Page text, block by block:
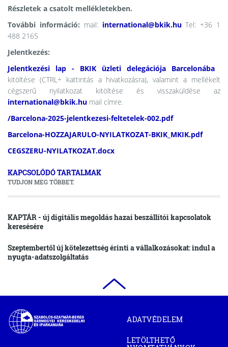
Részletek a csatolt mellékletekben.
További információ: mail: international@bkik.hu Tel: +36 1
488 2165
Jelentkezés:
Jelentkezési lap - BKIK üzleti delegációja Barcelonába ​
kitöltése (CTRL+ kattintás a hivatkozásra), valamint a mellékelt
cégszerű nyilatkozat kitöltése és visszaküldése az
international@bkik.hu mail címre.
/Barcelona-2025-jelentkezesi-feltetelek-002.pdf
Barcelona-HOZZAJARULO-NYILATKOZAT-BKIK_MKIK.pdf
CEGSZERU-NYILATKOZAT.docx
KAPCSOLÓDÓ TARTALMAK
TUDJON MEG TÖBBET.
KAPTÁR - új digitális megoldás hazai beszállítói kapcsolatok
keresésére
Szeptembertől új kötelezettség érinti a vállalkozásokat: indul a
nyugta-adatszolgáltatás
Szabolcs-
Szatmár-
Bereg
ADATVÉDELEM
LETÖLTHETŐ